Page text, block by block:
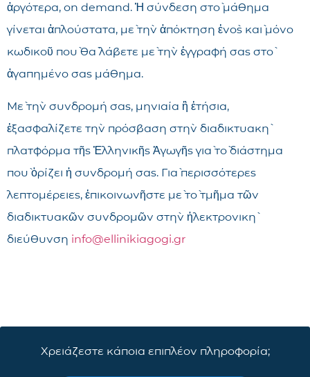
ἀργότερα, on demand. Ἡ σύνδεση στὸ μάθημα
γίνεται ἁπλούστατα, μὲ τὴν ἀπόκτηση ἑνὸς καὶ μόνο
κωδικοῦ ποὺ θὰ λάβετε μὲ τὴν ἐγγραφή σας στὸ
ἀγαπημένο σας μάθημα.
Μὲ τὴν συνδρομή σας, μηνιαία ἢ ἐτήσια,
ἐξασφαλίζετε τὴν πρόσβαση στὴν διαδικτυακὴ
πλατφόρμα τῆς Ἑλληνικῆς Ἀγωγῆς γιὰ τὸ διάστημα
ποὺ ὁρίζει ἡ συνδρομή σας. Γιὰ περισσότερες
λεπτομέρειες, ἐπικοινωνῆστε μὲ τὸ τμῆμα τῶν
διαδικτυακῶν συνδρομῶν στὴν ἠλεκτρονικὴ
διεύθυνση info@ellinikiagogi.gr
Χρειάζεστε κάποια επιπλέον πληροφορία;